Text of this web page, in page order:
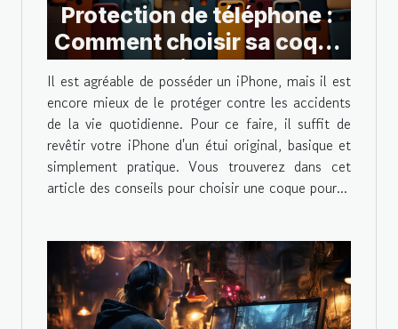
Protection de téléphone :
Comment choisir sa coque
pour iPhone ?
Il est agréable de posséder un iPhone, mais il est
encore mieux de le protéger contre les accidents
de la vie quotidienne. Pour ce faire, il suffit de
revêtir votre iPhone d'un étui original, basique et
simplement pratique. Vous trouverez dans cet
article des conseils pour choisir une coque pour...